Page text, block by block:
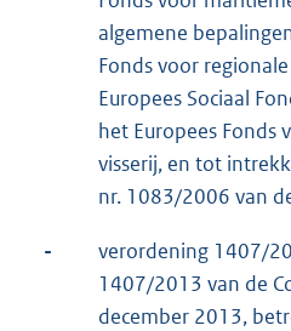
algemene
Fonds voor
Europees Sociaal
het Europees Fonds
visserij, en tot
nr. 1083/2006 van
-
verordening 1407/
1407/2013 van de
december 2013,